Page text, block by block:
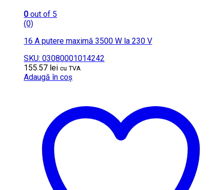
0 out of 5
(0)
16 A putere maximă 3500 W la 230 V
SKU: 03080001014242
155.57 lei cu TVA
Adaugă în coș